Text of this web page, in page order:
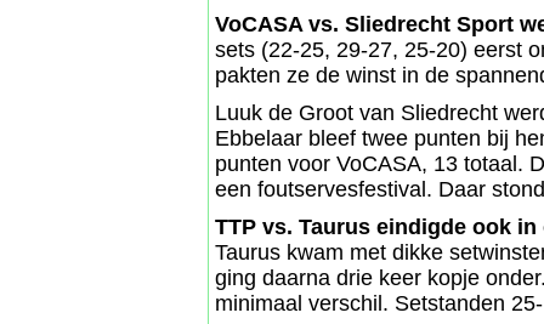
VoCASA vs. Sliedrecht Sport
sets (22-25, 29-27, 25-20) eerst
pakten ze de winst in de
Luuk de Groot van Sliedrecht
Ebbelaar bleef twee punten bij
punten voor VoCASA, 13 totaal.
een foutservesfestival. Daar
TTP vs. Taurus eindigde ook
Taurus kwam met dikke
ging daarna drie keer kopje
minimaal verschil. Setstanden